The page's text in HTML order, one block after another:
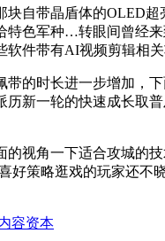
带晶盾体的OLED超
色军种…转眼间曾经
件带有AI视频剪辑相
时长进一步增加，
新一轮的快速成长取
角一下适合攻城的技
策略逛戏的玩家还
容资本